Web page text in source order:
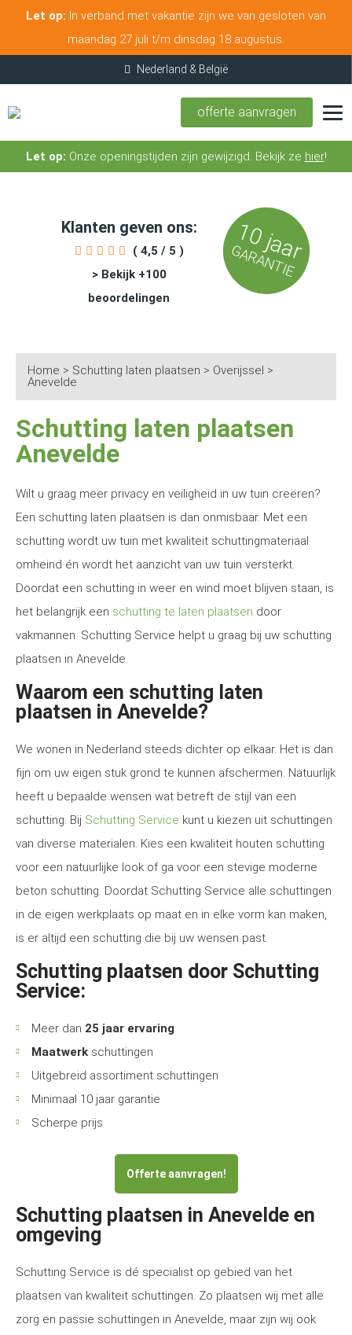
Let op: In verband met vakantie zijn we van gesloten van
maandag 27 juli t/m dinsdag 18 augustus.
offerte aanvragen
Let op: Onze openingstijden zijn gewijzigd. Bekijk ze hier!
Klanten geven ons:
( 4,5 / 5 )
> Bekijk +100
beoordelingen
10 jaar
GARANTIE
Home > Schutting laten plaatsen > Overijssel >
Anevelde
Schutting laten plaatsen
Anevelde
Wilt u graag meer privacy en veiligheid in uw tuin creëren?
Een schutting laten plaatsen is dan onmisbaar. Met een
schutting wordt uw tuin met kwaliteit schuttingmateriaal
omheind én wordt het aanzicht van uw tuin versterkt.
Doordat een schutting in weer en wind moet blijven staan, is
het belangrijk een schutting te laten plaatsen door
vakmannen. Schutting Service helpt u graag bij uw schutting
plaatsen in Anevelde.
Waarom een schutting laten
plaatsen in Anevelde?
We wonen in Nederland steeds dichter op elkaar. Het is dan
fijn om uw eigen stuk grond te kunnen afschermen. Natuurlijk
heeft u bepaalde wensen wat betreft de stijl van een
schutting. Bij Schutting Service kunt u kiezen uit schuttingen
van diverse materialen. Kies een kwaliteit houten schutting
voor een natuurlijke look of ga voor een stevige moderne
beton schutting. Doordat Schutting Service alle schuttingen
in de eigen werkplaats op maat en in elke vorm kan maken,
is er altijd een schutting die bij uw wensen past.
Schutting plaatsen door Schutting
Service:
Meer dan 25 jaar ervaring
Maatwerk schuttingen
Uitgebreid assortiment schuttingen
Minimaal 10 jaar garantie
Scherpe prijs
Offerte aanvragen!
Schutting plaatsen in Anevelde en
omgeving
Schutting Service is dé specialist op gebied van het
plaatsen van kwaliteit schuttingen. Zo plaatsen wij met alle
zorg en passie schuttingen in Anevelde, maar zijn wij ook